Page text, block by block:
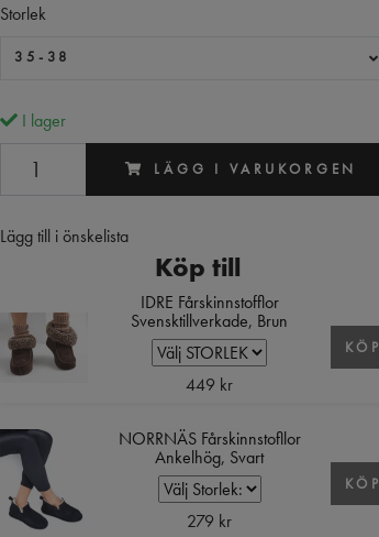
Storlek
35-38
I lager
LÄGG I VARUKORGEN
Lägg till i önskelista
Köp till
IDRE Fårskinnstofflor
Svensktillverkade, Brun
449 kr
KÖP
NORRNÄS Fårskinnstofllor
Ankelhög, Svart
279 kr
KÖP